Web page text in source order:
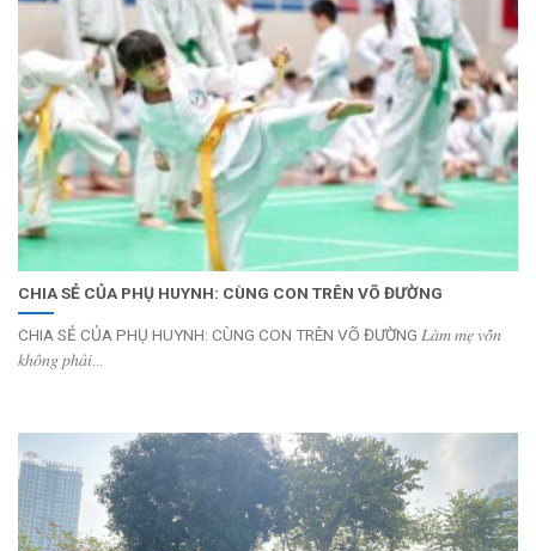
CHIA SẺ CỦA PHỤ HUYNH: CÙNG CON TRÊN VÕ ĐƯỜNG
CHIA SẺ CỦA PHỤ HUYNH: CÙNG CON TRÊN VÕ ĐƯỜNG 𝐿𝑎̀𝑚 𝑚𝑒̣ 𝑣𝑜̂́𝑛
𝑘ℎ𝑜̂𝑛𝑔 𝑝ℎ𝑎̉𝑖...